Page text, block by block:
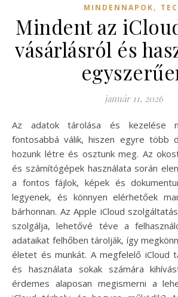
MINDENNAPOK,
Mindent az
vásárlásról és
január 11, 2026
Az adatok tárolása és kezelése napjainkban egyre
fontosabbá válik, hiszen egyre több
hozunk létre és osztunk meg. Az
és számítógépek használata során
a fontos fájlok, képek és
legyenek, és könnyen elérhetőek
bárhonnan. Az Apple iCloud
szolgálja, lehetővé téve a
adataikat felhőben tárolják, így
életet és munkát. A megfelelő iCloud
és használata sokak számára
érdemes alaposan megismerni a